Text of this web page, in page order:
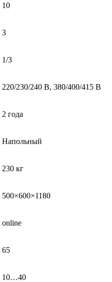
10
3
1/3
220/230/240 В, 380/400/415 В
2 года
Напольный
230 кг
500×600×1180
online
65
10…40